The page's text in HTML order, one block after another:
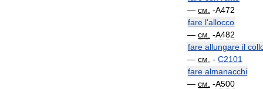
— см -A472
fare l'allocco
— см -A482
fare allungare il
— см - C2101
fare almanacchi
— см -A500